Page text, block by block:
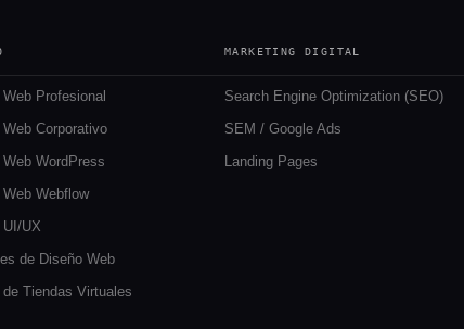
Web Profesional
Web Corporativo
Web WordPress
Web Webflow
UI/UX
de Diseño Web
de Tiendas Virtuales
MARKETING DIGITAL
Search Engine Optimization (SEO)
SEM / Google Ads
Landing Pages